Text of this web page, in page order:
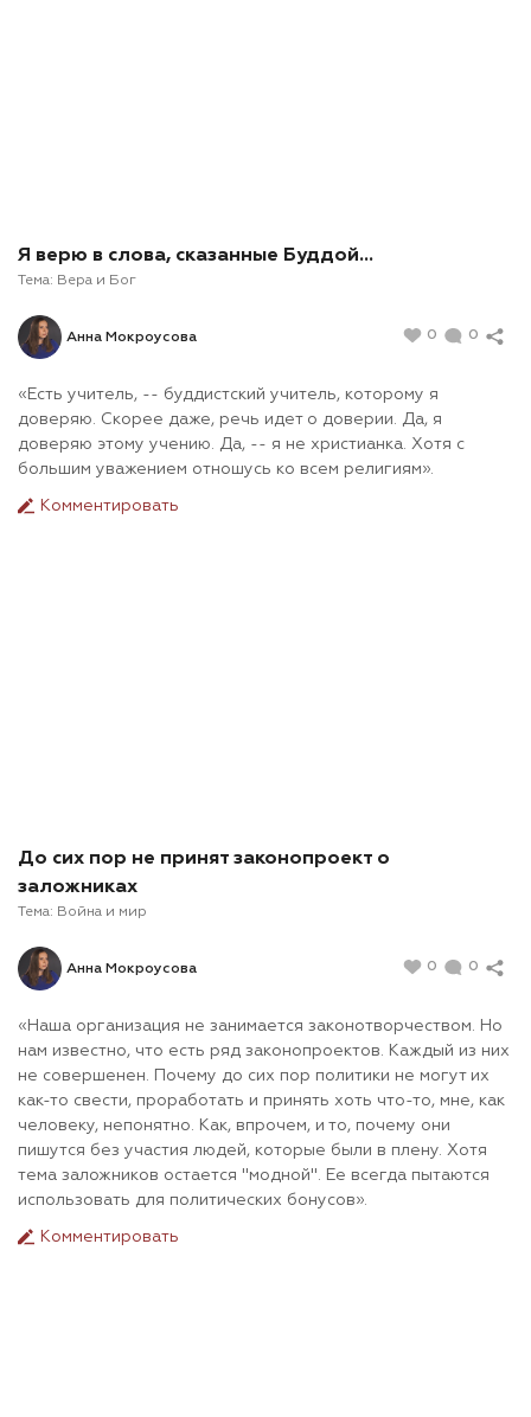
Я верю в слова, сказанные Буддой...
Тема: Вера и Бог
Анна Мокроусова 0 0
«Есть учитель, -- буддистский учитель, которому я
доверяю. Скорее даже, речь идет о доверии. Да, я
доверяю этому учению. Да, -- я не христианка. Хотя с
большим уважением отношусь ко всем религиям».
Комментировать
До сих пор не принят законопроект о
заложниках
Тема: Война и мир
Анна Мокроусова 0 0
«Наша организация не занимается законотворчеством. Но
нам известно, что есть ряд законопроектов. Каждый из них
не совершенен. Почему до сих пор политики не могут их
как-то свести, проработать и принять хоть что-то, мне, как
человеку, непонятно. Как, впрочем, и то, почему они
пишутся без участия людей, которые были в плену. Хотя
тема заложников остается "модной". Ее всегда пытаются
использовать для политических бонусов».
Комментировать